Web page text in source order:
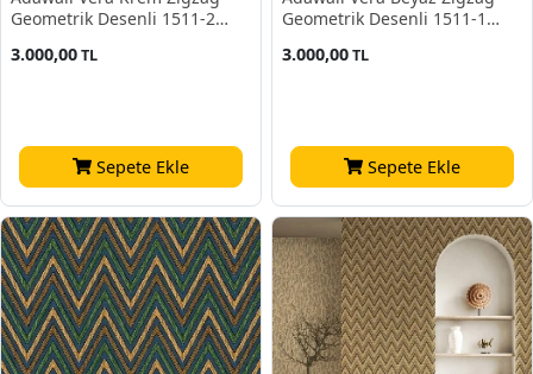
Geometrik Desenli 1511-2
3.000,00TL
Sepete Ekle
Geometrik Desenli 1511-1
3.000,00TL
Sepete Ekle